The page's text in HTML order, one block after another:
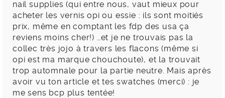
nail supplies (qui entre nous, vaut mieux pour
acheter les vernis opi ou essie : ils sont moitiés
prix, même en comptant les fdp des usa ça
reviens moins cher!) …et je ne trouvais pas la
collec très jojo à travers les flacons (même si
opi est ma marque chouchoute), et la trouvait
trop automnale pour la partie neutre. Mais après
avoir vu ton article et tes swatches (merci) : je
me sens bcp plus tentée!